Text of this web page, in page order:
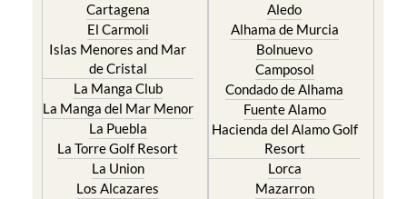
Cartagena
El Carmoli
Islas Menores and Mar
de Cristal
La Manga Club
La Manga del Mar Menor
La Puebla
La Torre Golf Resort
La Union
Los Alcazares
Aledo
Alhama de Murcia
Bolnuevo
Camposol
Condado de Alhama
Fuente Alamo
Hacienda del Alamo Golf
Resort
Lorca
Mazarron